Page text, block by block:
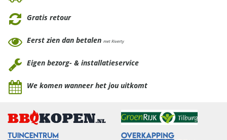
Gratis retour
Eerst zien dan betalen met Riverty
Eigen bezorg- & installatieservice
We komen wanneer het jou uitkomt